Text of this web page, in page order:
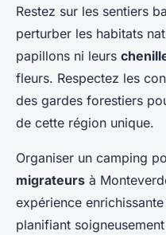
Restez sur les sentiers
perturber les habitats
papillons ni leurs
fleurs. Respectez les
des gardes forestiers
de cette région unique.
Organiser un camping
migrateurs à
expérience
planifiant